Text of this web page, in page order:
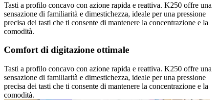
Tasti a profilo concavo con azione rapida e reattiva. K250 offre una
sensazione di familiarità e dimestichezza, ideale per una pressione
precisa dei tasti che ti consente di mantenere la concentrazione e la
comodità.
Comfort di digitazione ottimale
Tasti a profilo concavo con azione rapida e reattiva. K250 offre una
sensazione di familiarità e dimestichezza, ideale per una pressione
precisa dei tasti che ti consente di mantenere la concentrazione e la
comodità.